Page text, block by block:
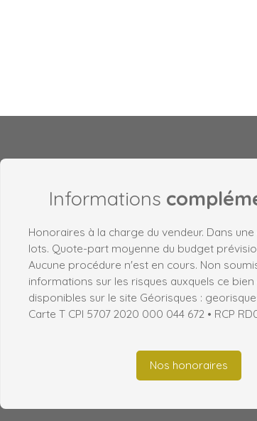
Informations
Honoraires à la charge du vendeur. Dans
lots. Quote-part moyenne du budget
Aucune procédure n'est en cours. Non
informations sur les risques auxquels ce
disponibles sur le site Géorisques :
Carte T CPI 5707 2020 000 044 672 • RCP
Nos honoraires